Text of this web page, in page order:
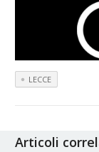
LECCE
Articoli